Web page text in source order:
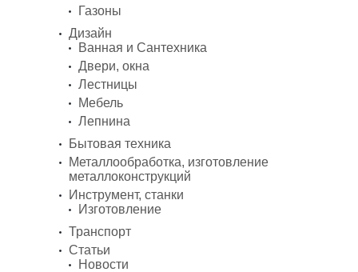
Газоны
Дизайн
Ванная и Сантехника
Двери, окна
Лестницы
Мебель
Лепнина
Бытовая техника
Металлообработка, изготовление
металлоконструкций
Инструмент, станки
Изготовление
Транспорт
Статьи
Новости